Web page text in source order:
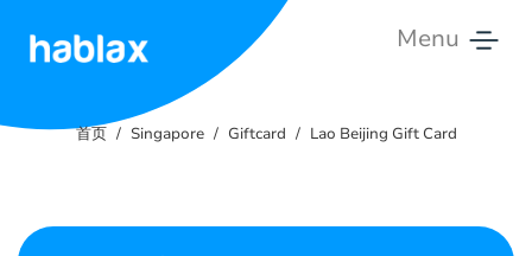
Menu
首页 Singapore Giftcard Lao Beijing Gift Card